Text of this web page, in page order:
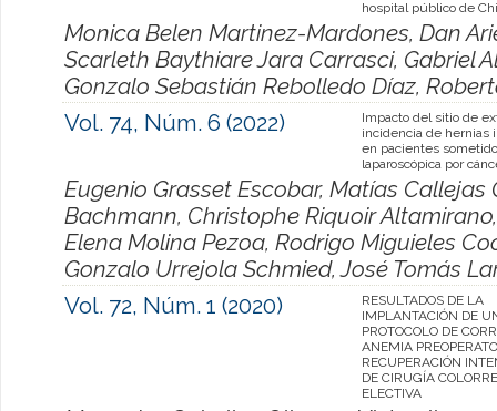
hospital público de
Monica Belen Martinez-Mardones, Dan
Scarleth Baythiare Jara Carrasci, Gabriel
Gonzalo Sebastián Rebolledo Díaz,
Vol. 74, Núm. 6 (2022)
Impacto del sitio de
incidencia de hernias
en pacientes
laparoscópica por
Eugenio Grasset Escobar, Matías
Bachmann, Christophe Riquoir
Elena Molina Pezoa, Rodrigo Miguieles
Gonzalo Urrejola Schmied, José Tomás
Vol. 72, Núm. 1 (2020)
RESULTADOS DE LA
IMPLANTACIÓN DE
PROTOCOLO DE
ANEMIA
RECUPERACIÓN
DE CIRUGÍA
ELECTIVA